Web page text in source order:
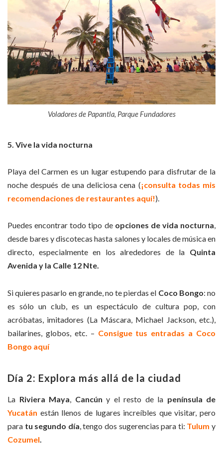
Voladores de Papantla, Parque Fundadores
5. Vive la vida nocturna
Playa del Carmen es un lugar estupendo para disfrutar de la
noche después de una deliciosa cena (¡consulta todas mis
recomendaciones de restaurantes aquí!).
Puedes encontrar todo tipo de opciones de vida nocturna,
desde bares y discotecas hasta salones y locales de música en
directo, especialmente en los alrededores de la Quinta
Avenida y la Calle 12 Nte.
Si quieres pasarlo en grande, no te pierdas el Coco Bongo: no
es sólo un club, es un espectáculo de cultura pop, con
acróbatas, imitadores (La Máscara, Michael Jackson, etc.),
bailarines, globos, etc. – Consigue tus entradas a Coco
Bongo aquí
Día 2: Explora más allá de la ciudad
La Riviera Maya, Cancún y el resto de la península de
Yucatán están llenos de lugares increíbles que visitar, pero
para tu segundo día, tengo dos sugerencias para ti: Tulum y
Cozumel.